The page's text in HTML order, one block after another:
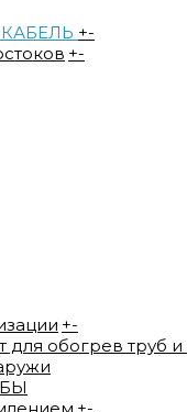
+-
+-
+-
для обогрев труб